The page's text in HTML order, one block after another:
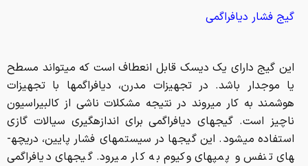
گیج فشار دیافراگمی
این گیج دارای یک دیسک قابل انعطاف است که می­تواند مسطح
یا موج­دار باشد. در تجهیزات مدرن، دیافراگم­ها با تجهیزات
هوشمند به کار می­روند در نتیجه مشکلات ناشی از کالبیراسیون
ناچیز است. گیج­های دیافراگمی برای اندازه­گیری سیالات گازی
استفاده می­شود. این گیج­ها در سیستم­های فشار پایین، دریچه­
های تنفس و پمپ­های وکیوم به کار می­رود. گیج­های دیافراگمی